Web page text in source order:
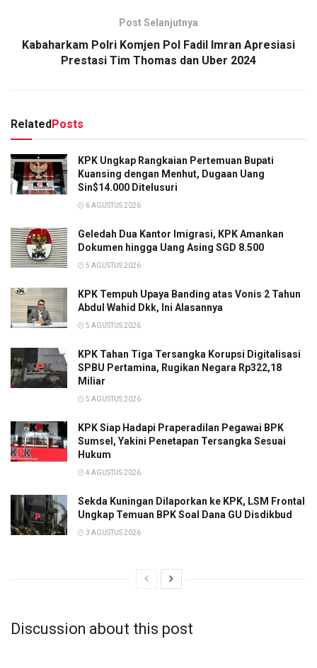
Post Selanjutnya
Kabaharkam Polri Komjen Pol Fadil Imran Apresiasi
Prestasi Tim Thomas dan Uber 2024
RelatedPosts
KPK Ungkap Rangkaian Pertemuan Bupati
Kuansing dengan Menhut, Dugaan Uang
Sin$14.000 Ditelusuri
6 AGUSTUS 2026
Geledah Dua Kantor Imigrasi, KPK Amankan
Dokumen hingga Uang Asing SGD 8.500
5 AGUSTUS 2026
KPK Tempuh Upaya Banding atas Vonis 2 Tahun
Abdul Wahid Dkk, Ini Alasannya
5 AGUSTUS 2026
KPK Tahan Tiga Tersangka Korupsi Digitalisasi
SPBU Pertamina, Rugikan Negara Rp322,18
Miliar
5 AGUSTUS 2026
KPK Siap Hadapi Praperadilan Pegawai BPK
Sumsel, Yakini Penetapan Tersangka Sesuai
Hukum
4 AGUSTUS 2026
Sekda Kuningan Dilaporkan ke KPK, LSM Frontal
Ungkap Temuan BPK Soal Dana GU Disdikbud
3 AGUSTUS 2026
Discussion about this post